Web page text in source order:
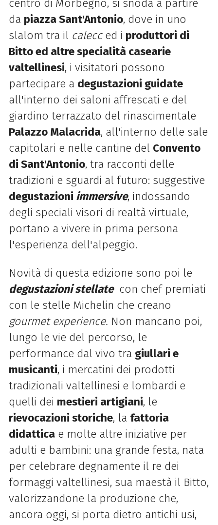
centro di Morbegno, si snoda a partire
da piazza Sant'Antonio, dove in uno
slalom tra il calecced i produttori di
Bitto ed altrespecialità casearie
valtellinesi, i visitatori possono
partecipare a degustazioni guidate
all'interno dei saloni affrescati e del
giardino terrazzato del rinascimentale
Palazzo Malacrida, all'interno delle sale
capitolari e nelle cantine del Convento
di Sant'Antonio, tra racconti delle
tradizioni e sguardi al futuro: suggestive
degustazioni immersive, indossando
degli speciali visori di realtà virtuale,
portano a vivere in prima persona
l'esperienza dell'alpeggio.
Novità di questa edizione sono poi le
degustazioni stellatecon chef premiati
con le stelle Michelin che creano
gourmet experience. Non mancano poi,
lungo le vie del percorso, le
performance dal vivo tra giullari e
musicanti, i mercatini dei prodotti
tradizionali valtellinesi e lombardi e
quelli dei mestieri artigiani, le
rievocazioni storiche, la fattoria
didatticae molte altre iniziative per
adulti e bambini: una grande festa, nata
per celebrare degnamente il re dei
formaggi valtellinesi, sua maestà il Bitto,
valorizzandone la produzione che,
ancora oggi, si porta dietro antichi usi,